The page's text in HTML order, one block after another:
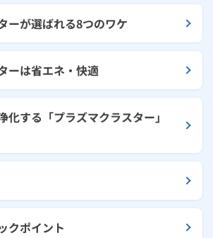
ーが選ばれる8つのワケ
ーは省エネ・快適
化する「プラズマクラスター」
クポイント